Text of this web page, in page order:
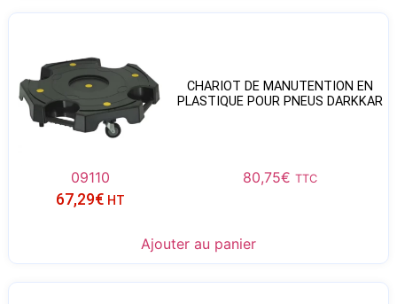
CHARIOT DE MANUTENTION EN
PLASTIQUE POUR PNEUS DARKKAR
09110 80,75€ TTC
67,29€ HT
Ajouter au panier